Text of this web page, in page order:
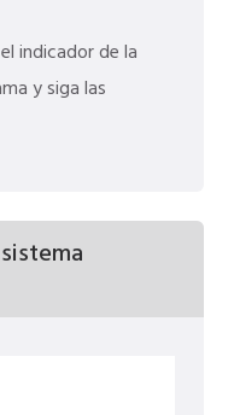
indicador de la
y siga las